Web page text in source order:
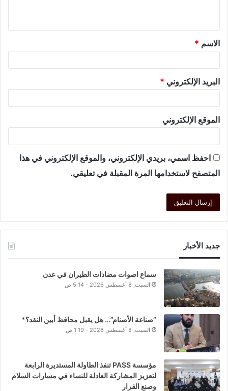
الاسم *
البريد الإلكتروني *
الموقع الإلكتروني
احفظ اسمي، بريدي الإلكتروني، والموقع الإلكتروني في هذا
المتصفح لاستخدامها المرة المقبلة في تعليقي.
جديد الأخبار
سماع اصوات مضادات الطيران في عدن
السبت, 8 أغسطس 2026 - 5:14 ص
“صناعة الأصنام”… هل يقبل محافظ أبين النقد؟*
السبت, 8 أغسطس 2026 - 1:19 ص
مؤسسة PASS تنفذ الطاولة المستديرة الرابعة
لتعزيز المشاركة العادلة للنساء في مسارات السلام
وصنع القرار